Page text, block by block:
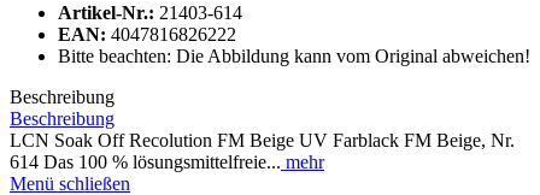
Artikel-Nr.: 21403-614
EAN: 4047816826222
Bitte beachten: Die Abbildung kann vom Original abweichen!
Beschreibung
Beschreibung
LCN Soak Off Recolution FM Beige UV Farblack FM Beige, Nr.
614 Das 100 % lösungsmittelfreie... mehr
Menü schließen